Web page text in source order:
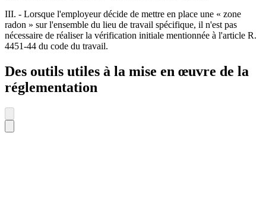
III. - Lorsque l'employeur décide de mettre en place une « zone
radon » sur l'ensemble du lieu de travail spécifique, il n'est pas
nécessaire de réaliser la vérification initiale mentionnée à l'article R.
4451-44 du code du travail.
Des outils utiles à la mise en œuvre de la
réglementation